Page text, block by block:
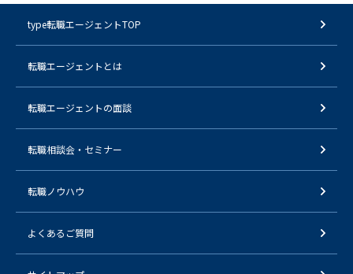
type転職エージェントTOP
転職エージェントとは
転職エージェントの面談
転職相談会・セミナー
転職ノウハウ
よくあるご質問